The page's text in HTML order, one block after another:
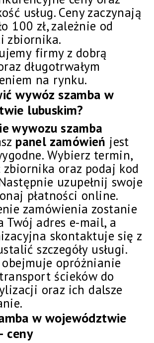
usług. Ceny zaczynają
100 zł, zależnie od
zbiornika.
firmy z dobrą
długotrwałym
na rynku.
wywóz szamba w
lubuskim?
wywozu szamba
panel zamówień jest
Wybierz termin,
zbiornika oraz podaj kod
uzupełnij swoje
płatności online.
zamówienia zostanie
Twój adres e-mail, a
skontaktuje się z
szczegóły usługi.
obejmuje opróżnianie
ścieków do
oraz ich dalsze
w województwie
ceny